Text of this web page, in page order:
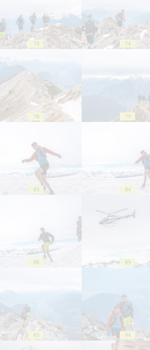
73 74
78 79
83 84
88 89
93 94